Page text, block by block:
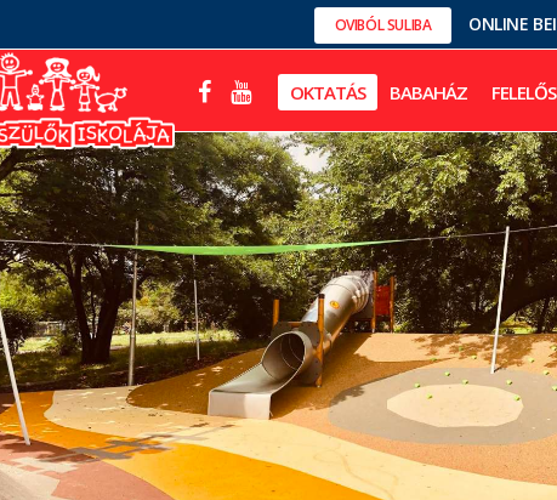
OVIBÓL SULIBA ONLINE
OKTATÁS BABAHÁZ